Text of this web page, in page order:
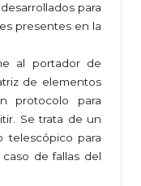
para
presentes en la
al porta­dor de
de elementos
protocolo para
Se trata de un
telescópico para
de fallas del